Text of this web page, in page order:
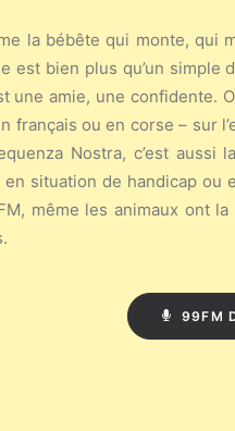
la bébête qui monte,
est bien plus qu’un
une amie, une confidente.
ou en corse – sur
Nostra, c’est
situation de handicap
même les animaux ont
99FM